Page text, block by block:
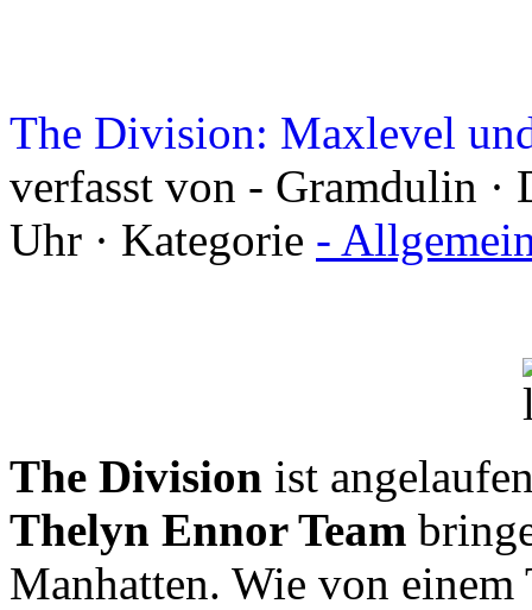
The Division: Maxlevel
verfasst von - Gramdulin ·
Uhr · Kategorie -
The Division ist
Thelyn Ennor Team
Manhatten. Wie von